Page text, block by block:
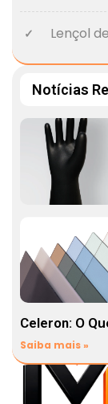
Lençol
Notícias
Celeron: O
Saiba mais »